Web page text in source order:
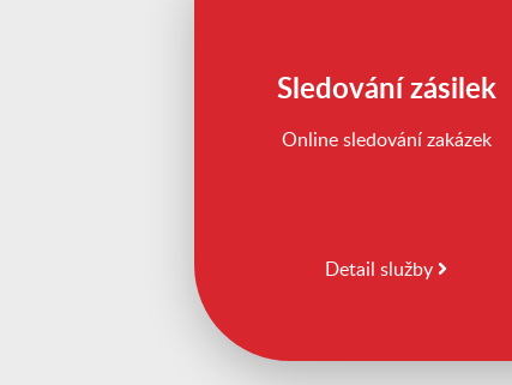
Sledování zásilek
Online sledování zakázek
Detail služby